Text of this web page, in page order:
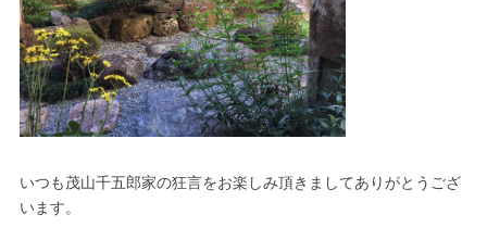
いつも茂山千五郎家の狂言をお楽しみ頂きましてありがとうござ
います。